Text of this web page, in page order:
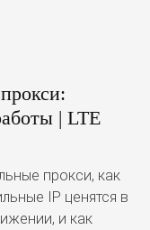
| LTE
прокси, как
IP ценятся в
и как